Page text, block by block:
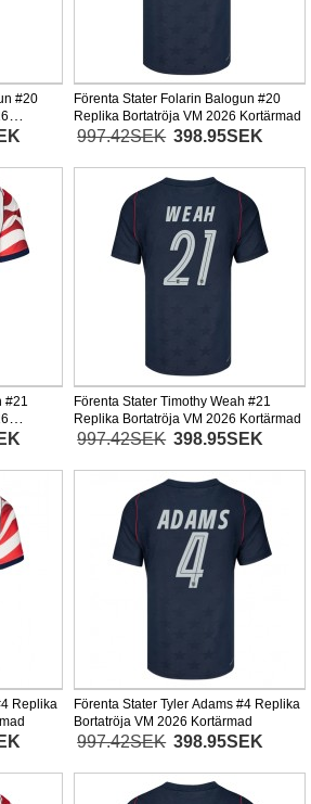
#20
Förenta Stater Folarin Balogun #20
Replika Bortatröja VM 2026 Kortärmad
997.42SEK 398.95SEK
#21
Förenta Stater Timothy Weah #21
Replika Bortatröja VM 2026 Kortärmad
997.42SEK 398.95SEK
Replika
Förenta Stater Tyler Adams #4 Replika
Bortatröja VM 2026 Kortärmad
997.42SEK 398.95SEK